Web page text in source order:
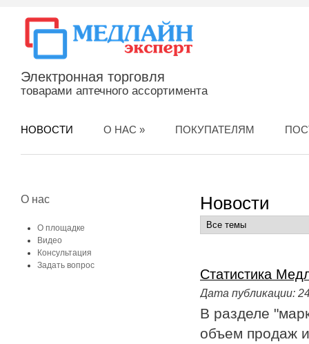
Электронная торговля
товарами аптечного ассортимента
НОВОСТИ О НАС » ПОКУПАТЕЛЯМ
О нас
О площадке
Видео
Консультация
Задать вопрос
Новости
Статистика
Дата публикации:
В разделе
объем продаж